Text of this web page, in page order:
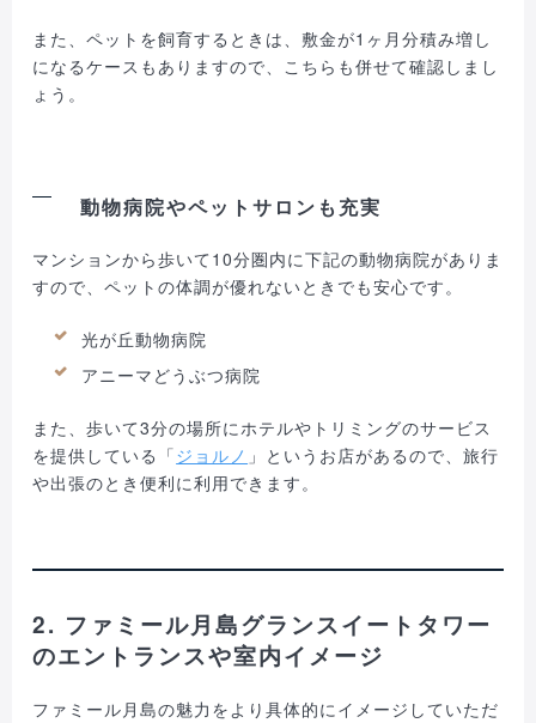
また、ペットを飼育するときは、敷金が1ヶ月分積み増し
になるケースもありますので、こちらも併せて確認しまし
ょう。
動物病院やペットサロンも充実
マンションから歩いて10分圏内に下記の動物病院がありま
すので、ペットの体調が優れないときでも安心です。
光が丘動物病院
アニーマどうぶつ病院
また、歩いて3分の場所にホテルやトリミングのサービス
を提供している「ジョルノ 」というお店があるので、旅行
や出張のとき便利に利用できます。
2. ファミール月島グランスイートタワー
のエントランスや室内イメージ
ファミール月島の魅力をより具体的にイメージしていただ